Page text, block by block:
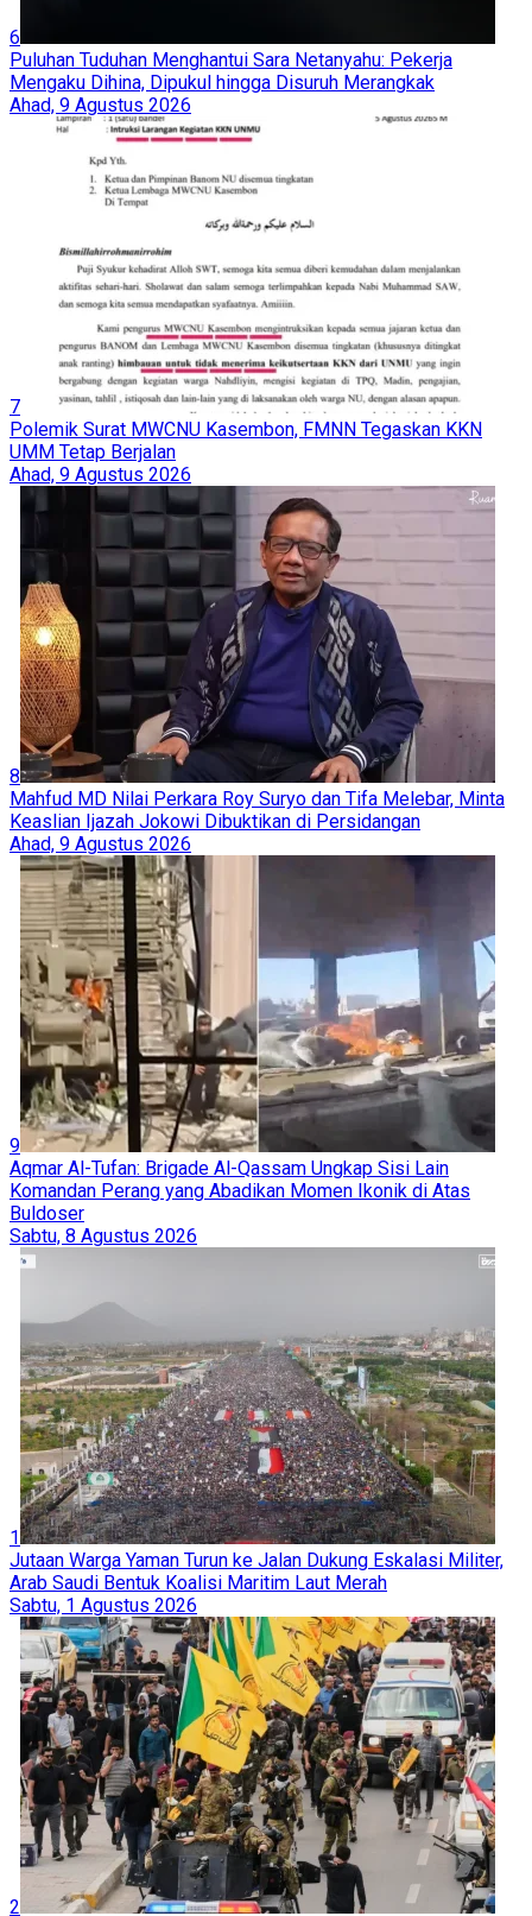
6
Puluhan Tuduhan Menghantui Sara Netanyahu: Pekerja
Mengaku Dihina, Dipukul hingga Disuruh Merangkak
Ahad, 9 Agustus 2026
7
Polemik Surat MWCNU Kasembon, FMNN Tegaskan KKN
UMM Tetap Berjalan
Ahad, 9 Agustus 2026
8
Mahfud MD Nilai Perkara Roy Suryo dan Tifa Melebar, Minta
Keaslian Ijazah Jokowi Dibuktikan di Persidangan
Ahad, 9 Agustus 2026
9
Aqmar Al-Tufan: Brigade Al-Qassam Ungkap Sisi Lain
Komandan Perang yang Abadikan Momen Ikonik di Atas
Buldoser
Sabtu, 8 Agustus 2026
1
Jutaan Warga Yaman Turun ke Jalan Dukung Eskalasi Militer,
Arab Saudi Bentuk Koalisi Maritim Laut Merah
Sabtu, 1 Agustus 2026
2